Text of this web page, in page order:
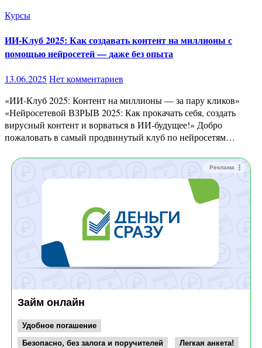
Курсы
ИИ-Клуб 2025: Как создавать контент на миллионы с
помощью нейросетей — даже без опыта
13.06.2025 Нет комментариев
«ИИ-Клуб 2025: Контент на миллионы — за пару кликов»
«Нейросетевой ВЗРЫВ 2025: Как прокачать себя, создать
вирусный контент и ворваться в ИИ-будущее!» Добро
пожаловать в самый продвинутый клуб по нейросетям…
Реклама
Займ онлайн
Удобное погашение
Безопасно, без залога и поручителей
Легкая анкета!